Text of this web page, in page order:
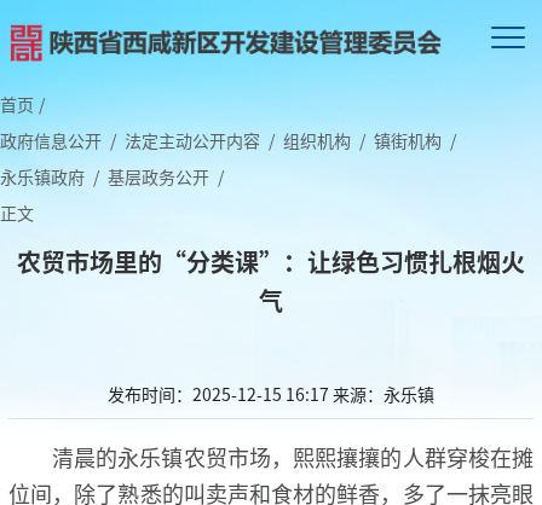
首页 /
政府信息公开 / 法定主动公开内容 / 组织机构 / 镇街机构 /
永乐镇政府 / 基层政务公开 /
正文
农贸市场里的“分类课”：让绿色习惯扎根烟火
气
发布时间：2025-12-15 16:17 来源：永乐镇
清晨的永乐镇农贸市场，熙熙攘攘的人群穿梭在摊
位间，除了熟悉的叫卖声和食材的鲜香，多了一抹亮眼